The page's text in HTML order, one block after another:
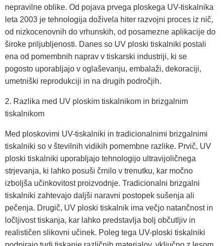
nepravilne oblike. Od pojava prvega ploskega UV-tiskalnika
leta 2003 je tehnologija doživela hiter razvojni proces iz nič,
od nizkocenovnih do vrhunskih, od posamezne aplikacije do
široke priljubljenosti. Danes so UV ploski tiskalniki postali
ena od pomembnih naprav v tiskarski industriji, ki se
pogosto uporabljajo v oglaševanju, embalaži, dekoraciji,
umetniški reprodukciji in na drugih področjih.
2. Razlika med UV ploskim tiskalnikom in brizgalnim
tiskalnikom
Med ploskovimi UV-tiskalniki in tradicionalnimi brizgalnimi
tiskalniki so v številnih vidikih pomembne razlike. Prvič, UV
ploski tiskalniki uporabljajo tehnologijo ultravijoličnega
strjevanja, ki lahko posuši črnilo v trenutku, kar močno
izboljša učinkovitost proizvodnje. Tradicionalni brizgalni
tiskalniki zahtevajo daljši naravni postopek sušenja ali
pečenja. Drugič, UV ploski tiskalnik ima večjo natančnost in
ločljivost tiskanja, kar lahko predstavlja bolj občutljiv in
realističen slikovni učinek. Poleg tega UV-ploski tiskalniki